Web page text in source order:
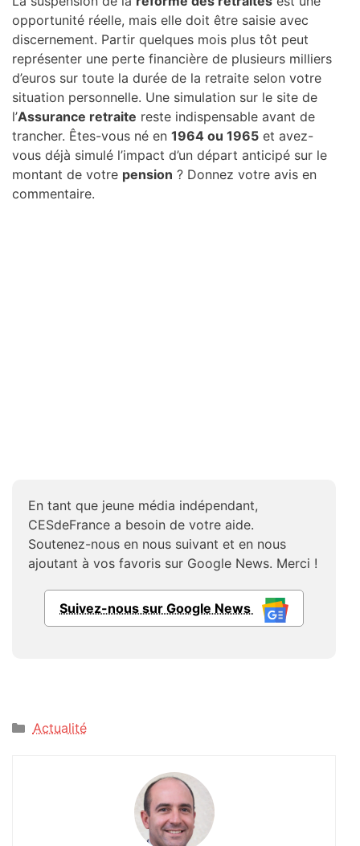
opportunité réelle, mais elle doit être saisie avec
discernement. Partir quelques mois plus tôt peut
représenter une perte financière de plusieurs milliers
d’euros sur toute la durée de la retraite selon votre
situation personnelle. Une simulation sur le site de
l’Assurance retraite reste indispensable avant de
trancher. Êtes-vous né en 1964 ou 1965 et avez-
vous déjà simulé l’impact d’un départ anticipé sur le
montant de votre pension ? Donnez votre avis en
commentaire.
En tant que jeune média indépendant,
CESdeFrance a besoin de votre aide.
Soutenez-nous en nous suivant et en nous
ajoutant à vos favoris sur Google News. Merci !
Suivez-nous sur Google News
Catégories
Actualité